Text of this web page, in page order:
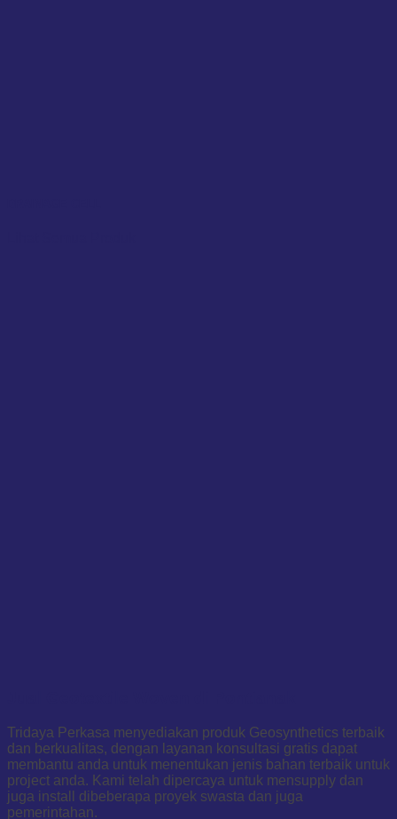
Tridaya Perkasa menyediakan produk Geosynthetics terbaik
dan berkualitas, dengan layanan konsultasi gratis dapat
membantu anda untuk menentukan jenis bahan terbaik untuk
project anda. Kami telah dipercaya untuk mensupply dan
juga install dibeberapa proyek swasta dan juga
pemerintahan.